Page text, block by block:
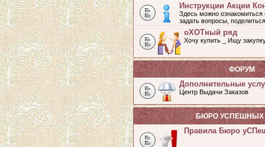
Инструкции Акции
Здесь можно
задать вопросы,
оХОТный ряд
Хочу купить _ Ищу
ФОРУМ
Дополнительные
Центр Выдачи Заказов
БЮРО УСПЕШНЫХ
Правила Бюро